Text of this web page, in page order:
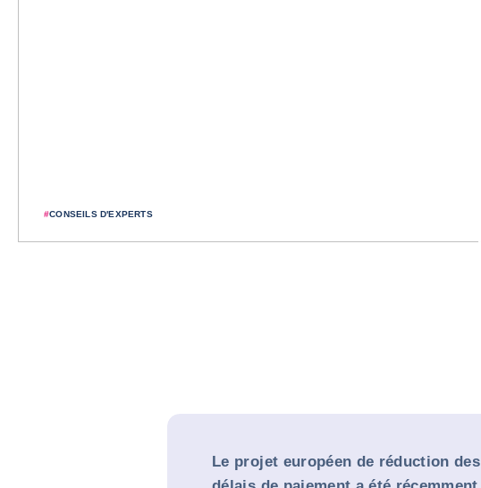
#CONSEILS D'EXPERTS
Le projet européen de réduction des